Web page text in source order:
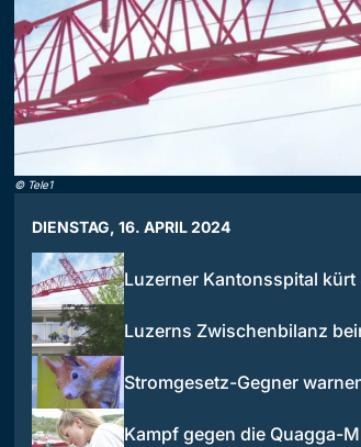
© Tele1
DIENSTAG, 16. APRIL 2024
Luzerner Kantonsspital
Luzerns Zwischenbilanz
Stromgesetz-Gegner
Kampf gegen die Quagga-